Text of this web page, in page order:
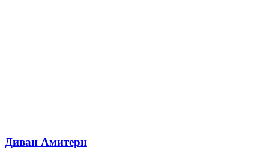
Диван Амитерн